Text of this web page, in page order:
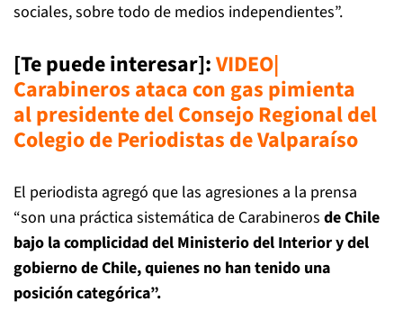
sociales, sobre todo de medios independientes”.
[Te puede interesar]:VIDEO|
Carabineros ataca con gas pimienta
al presidente del Consejo Regional del
Colegio de Periodistas de Valparaíso
El periodista agregó que las agresiones a la prensa
“son una práctica sistemática de Carabineros de Chile
bajo la complicidad del Ministerio del Interior y del
gobierno de Chile, quienes no han tenido una
posición categórica”.